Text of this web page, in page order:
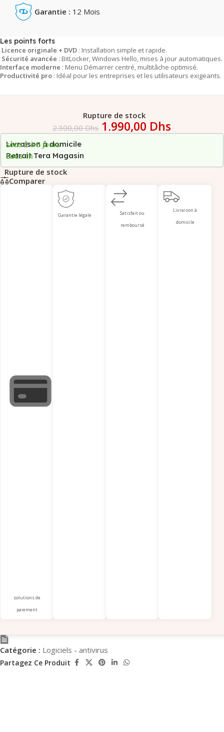
Garantie : 12 Mois
Les points forts
Licence originale + DVD : Installation simple et rapide.
Sécurité avancée : BitLocker, Windows Hello, mises à jour automatiques.
Interface moderne : Menu Démarrer centré, multitâche optimisé.
Productivité pro : Idéal pour les entreprises et les utilisateurs exigeants.
Rupture de stock
2.300,00Dhs 1.990,00 Dhs
Livraison à domicile
sous 2 à 5 jours
Retrait Tera Magasin
Sous 1h
Rupture de stock
Comparer
solutions de
paiement
Garantie légale
Satisfait ou
remboursé
Livraison à
domicile
Catégorie : Logiciels - antivirus
Partagez Ce Produit